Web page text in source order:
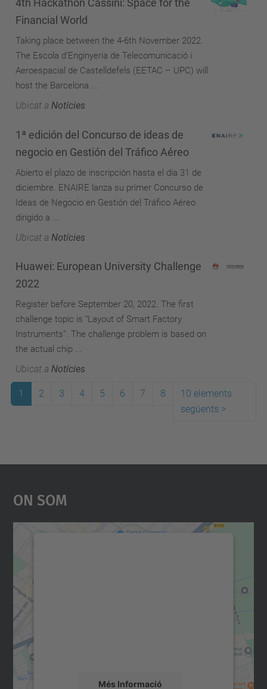
4th Hackathon Cassini: Space for the
Financial World
Taking place between the 4-6th November 2022.
The Escola d’Enginyeria de Telecomunicació i
Aeroespacial de Castelldefels (EETAC – UPC) will
host the Barcelona ...
Ubicat a Notícies
1ª edición del Concurso de ideas de
negocio en Gestión del Tráfico Aéreo
Abierto el plazo de inscripción hasta el día 31 de
diciembre. ENAIRE lanza su primer Concurso de
Ideas de Negocio en Gestión del Tráfico Aéreo
dirigido a ...
Ubicat a Notícies
Huawei: European University Challenge
2022
Register before September 20, 2022. The first
challenge topic is “Layout of Smart Factory
Instruments”. The challenge problem is based on
the actual chip ...
Ubicat a Notícies
1 2 3 4 5 6 7 8
10 elements
següents >
On Som
Més Informació